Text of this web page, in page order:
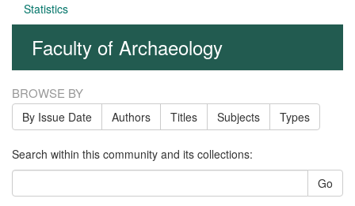
Statistics
Faculty of Archaeology
BROWSE BY
By Issue Date Authors Titles Subjects Types
Search within this community and its collections:
Go